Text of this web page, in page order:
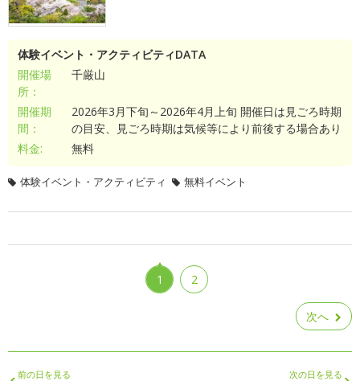
体験イベント・アクティビティDATA
開催場
所：
千厳山
開催期
間：
2026年3月下旬～2026年4月上旬 開催日は見ごろ時期
の目安、見ごろ時期は気候等により前後する場合あり
料金:
無料
体験イベント・アクティビティ 無料イベント
1 2
次へ
前の日を見る 次の日を見る